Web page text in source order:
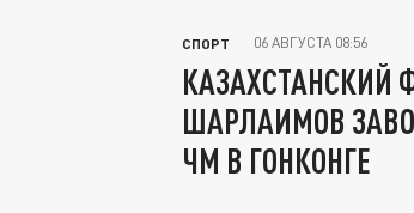
СПОРТ 06 АВГУСТА 08:56
КАЗАХСТАНСКИЙ
ШАРЛАИМОВ
ЧМ В ГОНКОНГЕ